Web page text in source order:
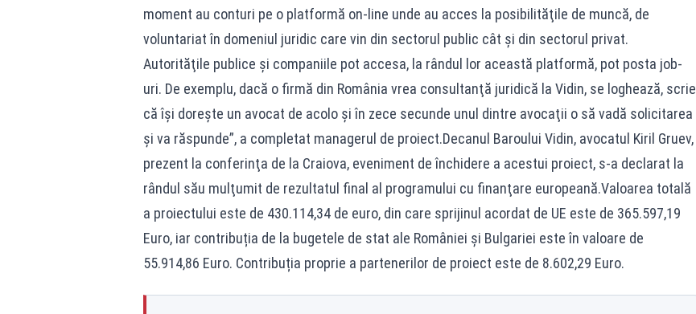
moment au conturi pe o platformă on-line unde au acces la posibilităţile de muncă, de
voluntariat în domeniul juridic care vin din sectorul public cât şi din sectorul privat.
Autorităţile publice şi companiile pot accesa, la rândul lor această platformă, pot posta job-
uri. De exemplu, dacă o firmă din România vrea consultanţă juridică la Vidin, se loghează, scrie
că îşi doreşte un avocat de acolo şi în zece secunde unul dintre avocaţii o să vadă solicitarea
şi va răspunde”, a completat managerul de proiect.Decanul Baroului Vidin, avocatul Kiril Gruev,
prezent la conferinţa de la Craiova, eveniment de închidere a acestui proiect, s-a declarat la
rândul său mulţumit de rezultatul final al programului cu finanţare europeană.Valoarea totală
a proiectului este de 430.114,34 de euro, din care sprijinul acordat de UE este de 365.597,19
Euro, iar contribuția de la bugetele de stat ale României și Bulgariei este în valoare de
55.914,86 Euro. Contribuția proprie a partenerilor de proiect este de 8.602,29 Euro.